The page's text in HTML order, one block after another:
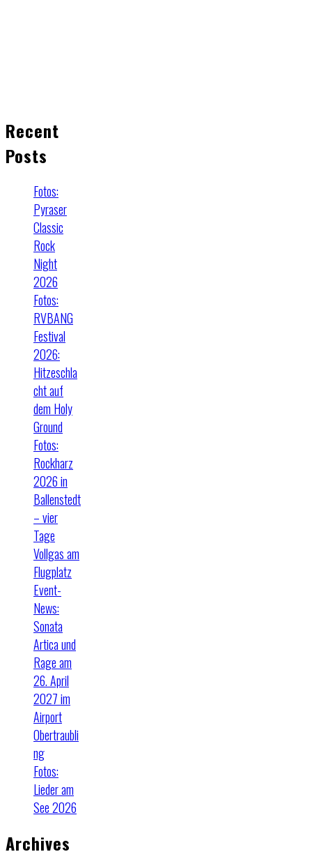
Recent
Posts
Fotos:
Pyraser
Classic
Rock
Night
2026
Fotos:
RVBANG
Festival
2026:
Hitzeschla
cht auf
dem Holy
Ground
Fotos:
Rockharz
2026 in
Ballenstedt
– vier
Tage
Vollgas am
Flugplatz
Event-
News:
Sonata
Artica und
Rage am
26. April
2027 im
Airport
Obertraubli
ng
Fotos:
Lieder am
See 2026
Archives